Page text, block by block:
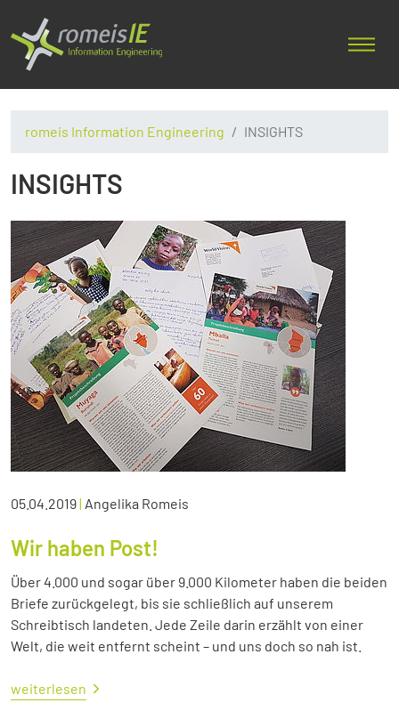
romeis Information Engineering INSIGHTS
INSIGHTS
05.04.2019| Angelika Romeis
Wir haben Post!
Über 4.000 und sogar über 9.000 Kilometer haben die beiden
Briefe zurückgelegt, bis sie schließlich auf unserem
Schreibtisch landeten. Jede Zeile darin erzählt von einer
Welt, die weit entfernt scheint – und uns doch so nah ist.
weiterlesen